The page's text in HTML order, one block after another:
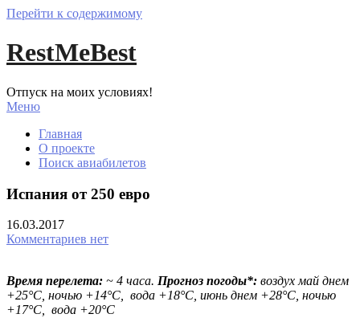
Перейти к содержимому
RestMeBest
Отпуск на моих условиях!
Меню
Главная
О проекте
Поиск авиабилетов
Испания от 250 евро
16.03.2017
Комментариев нет
Время перелета: ~ 4 часа. Прогноз погоды*: воздух май днем
+25°С, ночью +14°С, вода +18°С, июнь днем +28°С, ночью
+17°С, вода +20°С